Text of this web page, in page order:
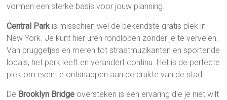
vormen een sterke basis voor jouw planning.
Central Parkis misschien wel de bekendste gratis plek in
New York. Je kunt hier uren rondlopen zonder je te vervelen.
Van bruggetjes en meren tot straatmuzikanten en sportende
locals, het park leeft en verandert continu. Het is de perfecte
plek om even te ontsnappen aan de drukte van de stad.
De Brooklyn Bridge oversteken is een ervaring die je niet wilt